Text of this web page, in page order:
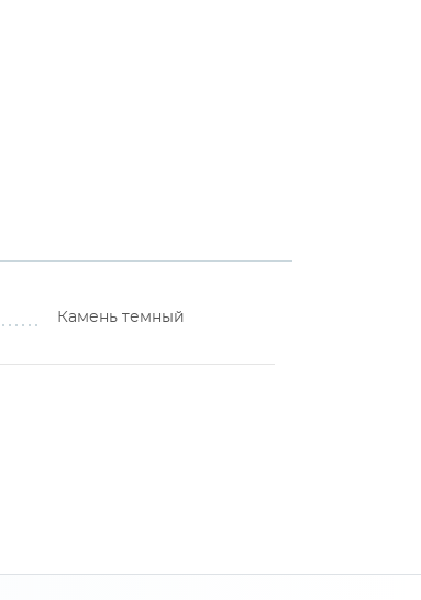
Камень темный